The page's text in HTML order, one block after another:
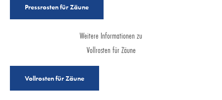
Pressrosten für Zäune
Weitere Informationen zu
Vollrosten für Zäune
Vollrosten für Zäune